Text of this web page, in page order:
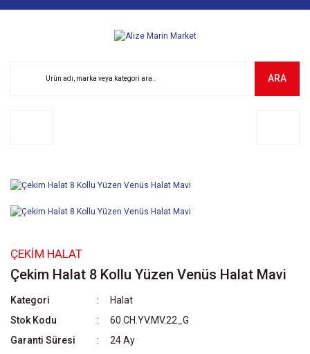
ARA
ÇEKIM HALAT
Çekim Halat 8 Kollu Yüzen Venüs Halat Mavi
Kategori
Halat
Stok Kodu
60.CH.YV.MV.22_G
Garanti Süresi
24 Ay